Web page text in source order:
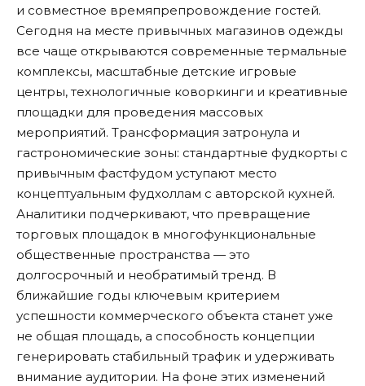
и совместное времяпрепровождение гостей.
Сегодня на месте привычных магазинов одежды
все чаще открываются современные термальные
комплексы, масштабные детские игровые
центры, технологичные коворкинги и креативные
площадки для проведения массовых
мероприятий. Трансформация затронула и
гастрономические зоны: стандартные фудкорты с
привычным фастфудом уступают место
концептуальным фудхоллам с авторской кухней.
Аналитики подчеркивают, что превращение
торговых площадок в многофункциональные
общественные пространства — это
долгосрочный и необратимый тренд. В
ближайшие годы ключевым критерием
успешности коммерческого объекта станет уже
не общая площадь, а способность концепции
генерировать стабильный трафик и удерживать
внимание аудитории. На фоне этих изменений